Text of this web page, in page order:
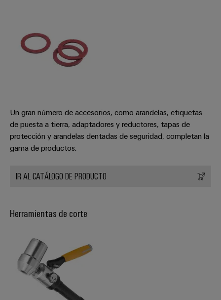
Un gran número de accesorios, como arandelas, etiquetas
de puesta a tierra, adaptadores y reductores, tapas de
protección y arandelas dentadas de seguridad, completan la
gama de productos.
IR AL CATÁLOGO DE PRODUCTO
Herramientas de corte